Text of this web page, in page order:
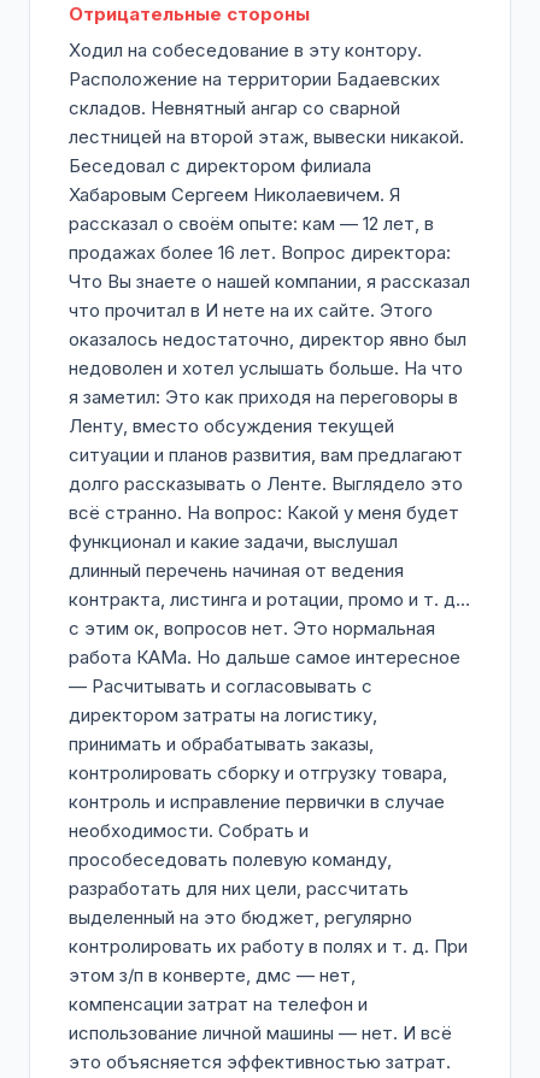
Отрицательные стороны
Ходил на собеседование в эту контору.
Расположение на территории Бадаевских
складов. Невнятный ангар со сварной
лестницей на второй этаж, вывески никакой.
Беседовал с директором филиала
Хабаровым Сергеем Николаевичем. Я
рассказал о своём опыте: кам — 12 лет, в
продажах более 16 лет. Вопрос директора:
Что Вы знаете о нашей компании, я рассказал
что прочитал в И нете на их сайте. Этого
оказалось недостаточно, директор явно был
недоволен и хотел услышать больше. На что
я заметил: Это как приходя на переговоры в
Ленту, вместо обсуждения текущей
ситуации и планов развития, вам предлагают
долго рассказывать о Ленте. Выглядело это
всё странно. На вопрос: Какой у меня будет
функционал и какие задачи, выслушал
длинный перечень начиная от ведения
контракта, листинга и ротации, промо и т. д…
с этим ок, вопросов нет. Это нормальная
работа КАМа. Но дальше самое интересное
— Расчитывать и согласовывать с
директором затраты на логистику,
принимать и обрабатывать заказы,
контролировать сборку и отгрузку товара,
контроль и исправление первички в случае
необходимости. Собрать и
прособеседовать полевую команду,
разработать для них цели, рассчитать
выделенный на это бюджет, регулярно
контролировать их работу в полях и т. д. При
этом з/п в конверте, дмс — нет,
компенсации затрат на телефон и
использование личной машины — нет. И всё
это объясняется эффективностью затрат.